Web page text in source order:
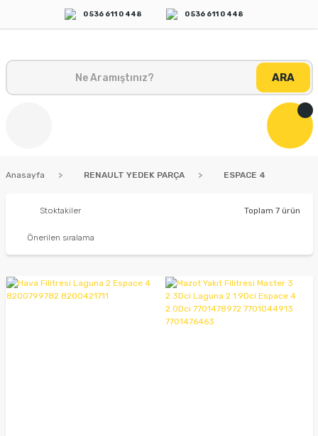
0 536 611 0 448 0 536 611 0 448
ARA
Anasayfa RENAULT YEDEK PARÇA ESPACE 4
Stoktakiler Toplam 7 ürün